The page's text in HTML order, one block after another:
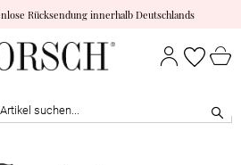
Rücksendung innerhalb Deutschlands